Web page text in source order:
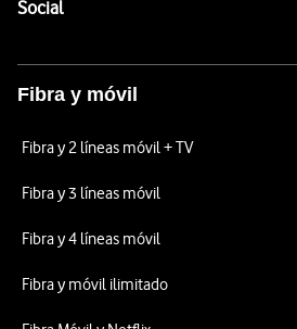
SocialEnlaces a las redes sociales de
Fibra y móvil
Fibra y 2 líneas móvil + TV
Fibra y 3 líneas móvil
Fibra y 4 líneas móvil
Fibra y móvil ilimitado